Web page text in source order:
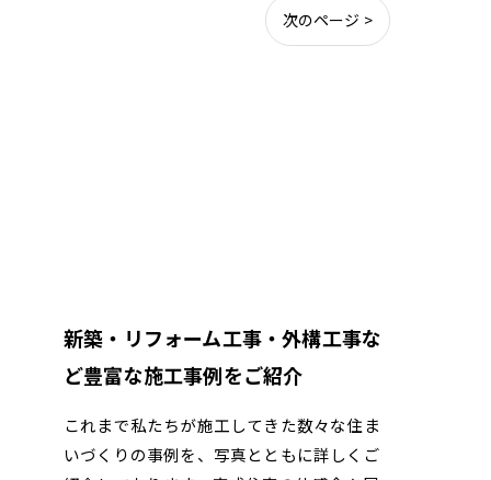
次のページ >
新築・リフォーム工事・外構工事な
ど豊富な施工事例をご紹介
これまで私たちが施工してきた数々な住ま
いづくりの事例を、写真とともに詳しくご